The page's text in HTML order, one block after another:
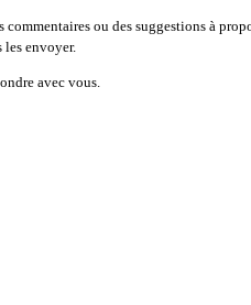
commentaires ou des suggestions à
les envoyer.
avec vous.